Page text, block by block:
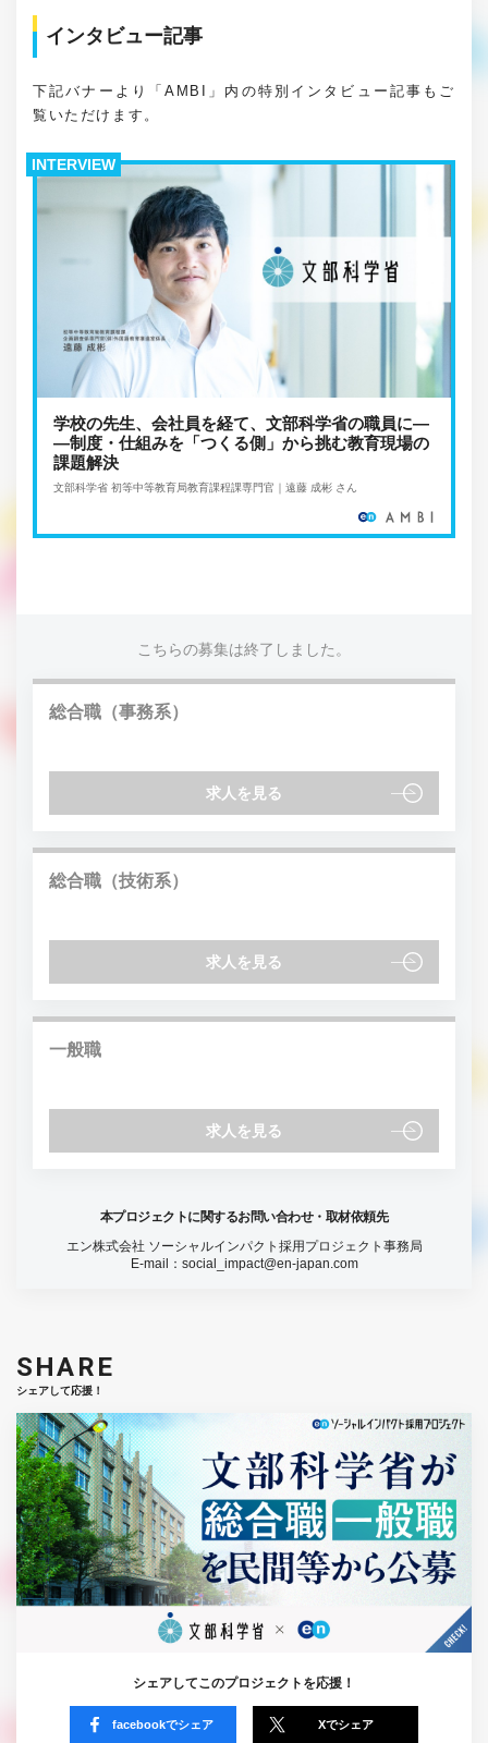
インタビュー記事
下記バナーより「AMBI」内の特別インタビュー記事もご
覧いただけます。
INTERVIEW
学校の先生、会社員を経て、文部科学省の職員に―
―制度・仕組みを「つくる側」から挑む教育現場の
課題解決
文部科学省 初等中等教育局教育課程課専門官｜遠藤 成彬 さん
こちらの募集は終了しました。
総合職（事務系）
求人を見る
総合職（技術系）
求人を見る
一般職
求人を見る
本プロジェクトに関するお問い合わせ・取材依頼先
エン株式会社 ソーシャルインパクト採用プロジェクト事務局
E-mail： social_impact@en-japan.com
SHARE
シェアして応援！
シェアしてこのプロジェクトを応援！
facebookでシェア Xでシェア